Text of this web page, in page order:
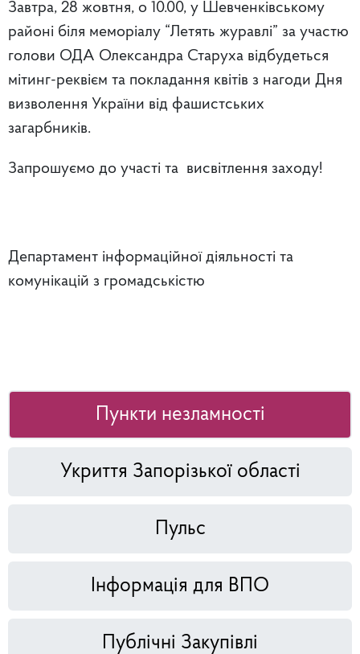
Завтра, 28 жовтня, о 10.00, у Шевченківському
районі біля меморіалу “Летять журавлі” за участю
голови ОДА Олександра Старуха відбудеться
мітинг-реквієм та покладання квітів з нагоди Дня
визволення України від фашистських
загарбників.
Запрошуємо до участі та висвітлення заходу!
Департамент інформаційної діяльності та
комунікацій з громадськістю
Пункти незламності
Укриття Запорізької області
Пульс
Інформація для ВПО
Публічні Закупівлі